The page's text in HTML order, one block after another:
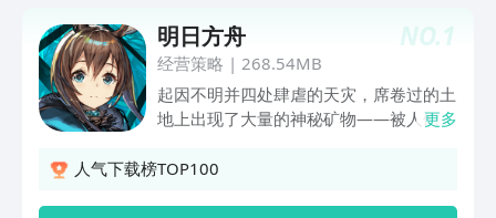
种探索开放世界带来的刺激吧。
NO.1
明日方舟
经营策略 | 268.54MB
起因不明并四处肆虐的天灾，席卷过的土
地上出现了大量的神秘矿物——被人们称
是依赖于技术的进步，其蕴含的能量使得
更多
人气下载榜TOP100